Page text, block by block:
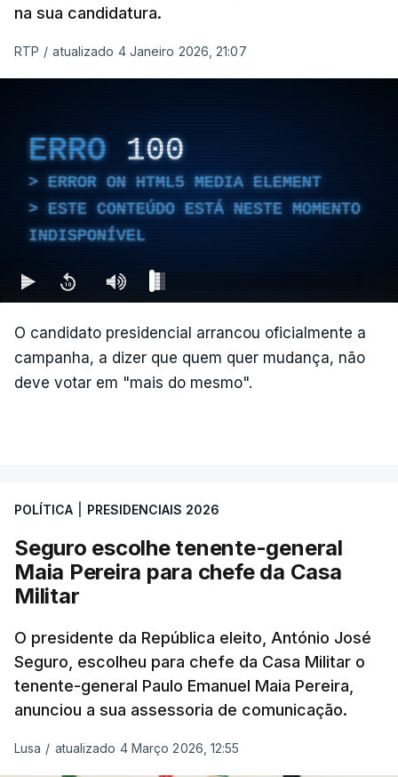
na sua candidatura.
RTP / atualizado 4 Janeiro 2026, 21:07
ERRO 100
ERROR ON HTML5 MEDIA ELEMENT
ESTE CONTEÚDO ESTÁ NESTE MOMENTO
INDISPONÍVEL
O candidato presidencial arrancou oficialmente a
campanha, a dizer que quem quer mudança, não
deve votar em "mais do mesmo".
POLÍTICA PRESIDENCIAIS 2026
Seguro escolhe tenente-general
Maia Pereira para chefe da Casa
Militar
O presidente da República eleito, António José
Seguro, escolheu para chefe da Casa Militar o
tenente-general Paulo Emanuel Maia Pereira,
anunciou a sua assessoria de comunicação.
Lusa / atualizado 4 Março 2026, 12:55